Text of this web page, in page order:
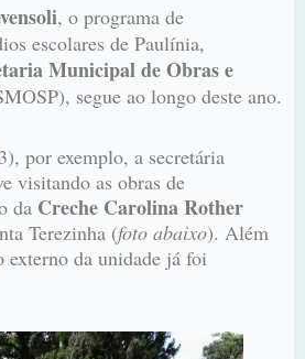
, o programa de
escolares de Paulínia,
Municipal de Obras e
segue ao longo deste ano.
por exemplo, a secretária
visitando as obras de
da Creche Carolina Rother
Terezinha (foto abaixo). Além
da unidade já foi